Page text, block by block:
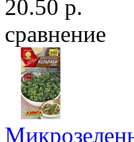
20.50 р.
сравнение